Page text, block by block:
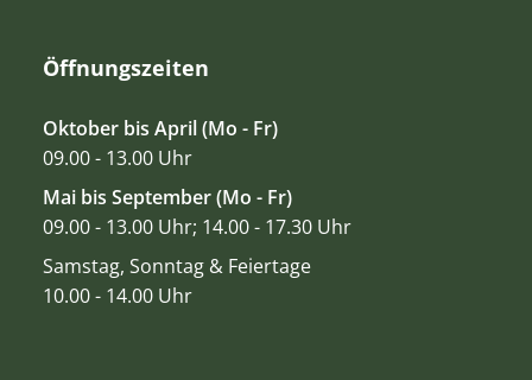
Öffnungszeiten
Oktober bis April (Mo - Fr)
09.00 - 13.00 Uhr
Mai bis September (Mo - Fr)
09.00 - 13.00 Uhr; 14.00 - 17.30 Uhr
Samstag, Sonntag & Feiertage
10.00 - 14.00 Uhr